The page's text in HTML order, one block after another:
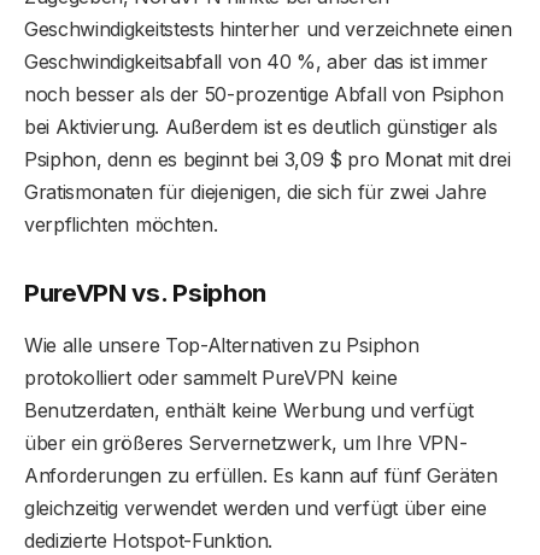
Geschwindigkeitstests hinterher und verzeichnete einen
Geschwindigkeitsabfall von 40 %, aber das ist immer
noch besser als der 50-prozentige Abfall von Psiphon
bei Aktivierung. Außerdem ist es deutlich günstiger als
Psiphon, denn es beginnt bei 3,09 $ pro Monat mit drei
Gratismonaten für diejenigen, die sich für zwei Jahre
verpflichten möchten.
PureVPN vs. Psiphon
Wie alle unsere Top-Alternativen zu Psiphon
protokolliert oder sammelt PureVPN keine
Benutzerdaten, enthält keine Werbung und verfügt
über ein größeres Servernetzwerk, um Ihre VPN-
Anforderungen zu erfüllen. Es kann auf fünf Geräten
gleichzeitig verwendet werden und verfügt über eine
dedizierte Hotspot-Funktion.